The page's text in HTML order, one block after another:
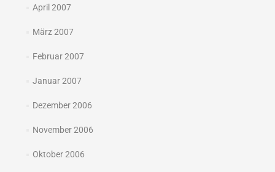
April 2007
März 2007
Februar 2007
Januar 2007
Dezember 2006
November 2006
Oktober 2006